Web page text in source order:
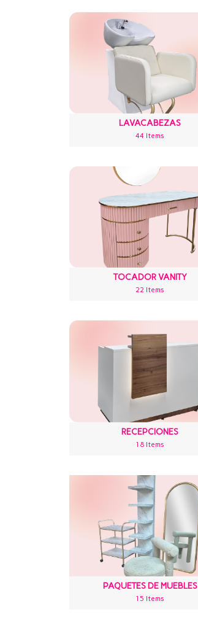
LAVACABEZAS
44 Items
TOCADOR VANITY
22 Items
RECEPCIONES
18 Items
PAQUETES DE MUEBLES
15 Items